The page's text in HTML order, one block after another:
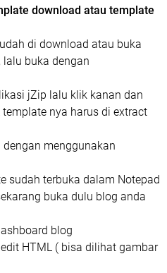
download atau template
di download atau buka
buka dengan
jZip lalu klik kanan dan
nya harus di extract
menggunakan
sudah terbuka dalam Notepad
buka dulu blog anda
blog
HTML ( bisa dilihat gambar